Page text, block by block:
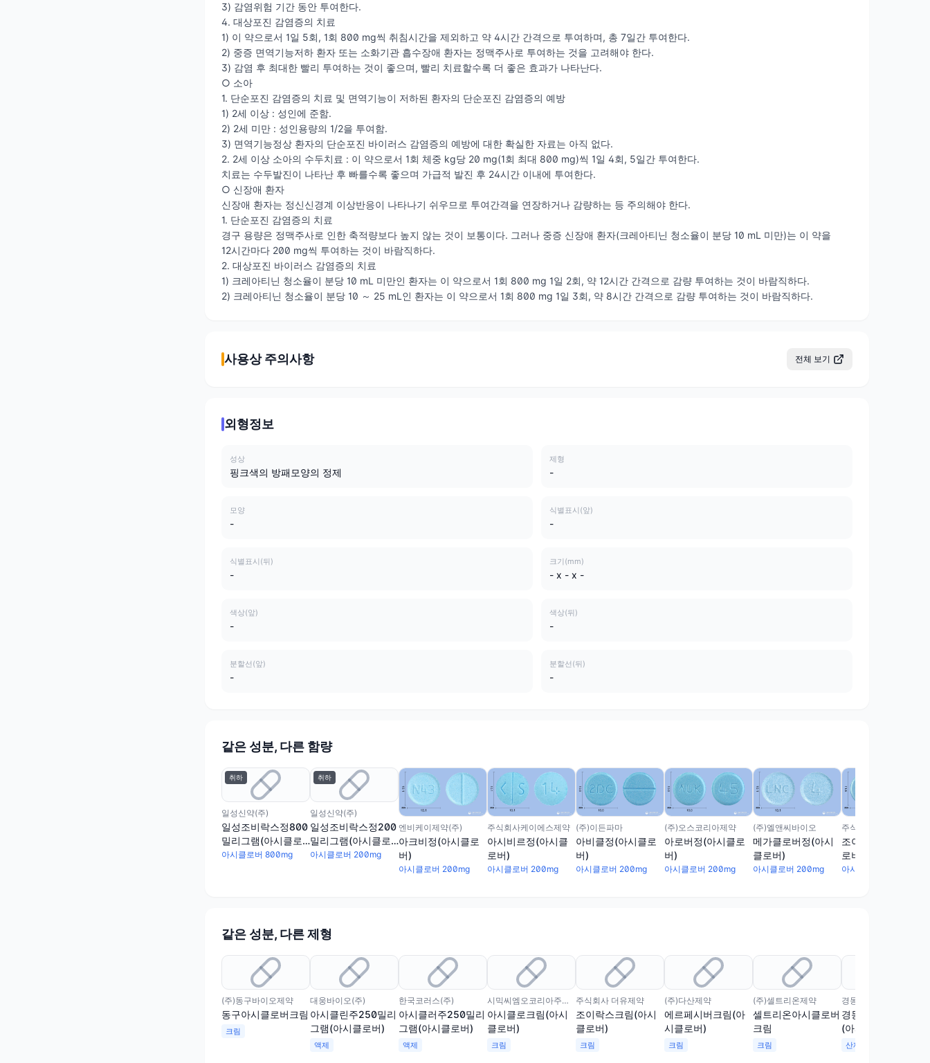
3) 감염위험 기간 동안 투여한다.
4. 대상포진 감염증의 치료
1) 이 약으로서 1일 5회, 1회 800 mg씩 취침시간을 제외하고 약 4시간 간격으로 투여하며, 총 7일간 투여한다.
2) 중증 면역기능저하 환자 또는 소화기관 흡수장애 환자는 정맥주사로 투여하는 것을 고려해야 한다.
3) 감염 후 최대한 빨리 투여하는 것이 좋으며, 빨리 치료할수록 더 좋은 효과가 나타난다.
○ 소아
1. 단순포진 감염증의 치료 및 면역기능이 저하된 환자의 단순포진 감염증의 예방
1) 2세 이상 : 성인에 준함.
2) 2세 미만 : 성인용량의 1/2을 투여함.
3) 면역기능정상 환자의 단순포진 바이러스 감염증의 예방에 대한 확실한 자료는 아직 없다.
2. 2세 이상 소아의 수두치료 : 이 약으로서 1회 체중 kg당 20 mg(1회 최대 800 mg)씩 1일 4회, 5일간 투여한다.
치료는 수두발진이 나타난 후 빠를수록 좋으며 가급적 발진 후 24시간 이내에 투여한다.
○ 신장애 환자
신장애 환자는 정신신경계 이상반응이 나타나기 쉬우므로 투여간격을 연장하거나 감량하는 등 주의해야 한다.
1. 단순포진 감염증의 치료
경구 용량은 정맥주사로 인한 축적량보다 높지 않는 것이 보통이다. 그러나 중증 신장애 환자(크레아티닌 청소율이 분당 10 mL 미만)는 이 약을
12시간마다 200 mg씩 투여하는 것이 바람직하다.
2. 대상포진 바이러스 감염증의 치료
1) 크레아티닌 청소율이 분당 10 mL 미만인 환자는 이 약으로서 1회 800 mg 1일 2회, 약 12시간 간격으로 감량 투여하는 것이 바람직하다.
2) 크레아티닌 청소율이 분당 10 ～ 25 mL인 환자는 이 약으로서 1회 800 mg 1일 3회, 약 8시간 간격으로 감량 투여하는 것이 바람직하다.
사용상 주의사항 전체 보기
외형정보
성상
핑크색의 방패모양의 정제
제형
-
모양
-
식별표시(앞)
-
식별표시(뒤)
-
크기(mm)
- x - x -
색상(앞)
-
색상(뒤)
-
분할선(앞)
-
분할선(뒤)
-
같은 성분, 다른 함량
취하
일성신약(주)
일성조비락스정800
밀리그램(아시클로
버)
아시클로버 800mg
취하
일성신약(주)
일성조비락스정200
밀리그램(아시클로
버)
아시클로버 200mg
엔비케이제약(주)
아크비정(아시클로
버)
아시클로버 200mg
주식회사케이에스제약
아시비르정(아시클
로버)
아시클로버 200mg
(주)이든파마
아비클정(아시클로
버)
아시클로버 200mg
(주)오스코리아제약
아로버정(아시클로
버)
아시클로버 200mg
(주)엘앤씨바이오
메가클로버정(아시
클로버)
아시클로버 200mg
주식회사 더유제약
조이락스정(아시클
로버)
아시클로버 200mg
같은 성분, 다른 제형
(주)동구바이오제약
동구아시클로버크림
크림
대웅바이오(주)
아시클린주250밀리
그램(아시클로버)
액제
한국코러스(주)
아시클러주250밀리
그램(아시클로버)
액제
시믹씨엠오코리아주식회사
아시클로크림(아시
클로버)
크림
주식회사 더유제약
조이락스크림(아시
클로버)
크림
(주)다산제약
에르페시버크림(아
시클로버)
크림
(주)셀트리온제약
셀트리온아시클로버
크림
크림
경동제약(주)
경동아시클로버주
(아시클로버)(수출
용)
산제